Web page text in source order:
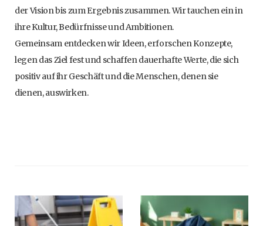
der Vision bis zum Ergebnis zusammen. Wir tauchen ein in
ihre Kultur, Bedürfnisse und Ambitionen.
Gemeinsam entdecken wir Ideen, erforschen Konzepte,
legen das Ziel fest und schaffen dauerhafte Werte, die sich
positiv auf ihr Geschäft und die Menschen, denen sie
dienen, auswirken.